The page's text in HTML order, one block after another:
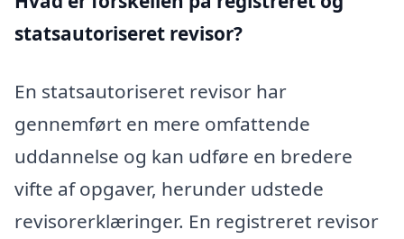
statsautoriseret revisor?
En statsautoriseret revisor har
gennemført en mere omfattende
uddannelse og kan udføre en bredere
vifte af opgaver, herunder udstede
revisorerklæringer. En registreret revisor